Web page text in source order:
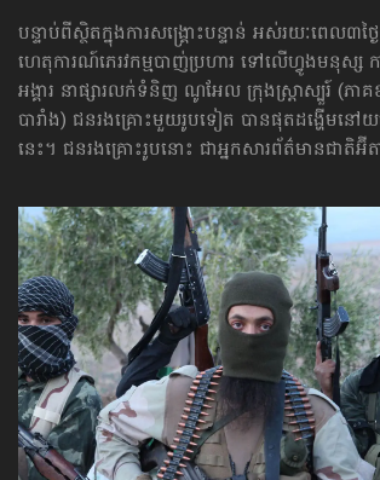
បន្ទាប់ពីស្ថិតក្នុងការសង្គ្រោះបន្ទាន់ អស់រយៈពេល៣ថ្ង
ហេតុការណ៍ភេរវកម្មបាញ់ប្រហារ ទៅលើហ្វូងមនុស្ស
អង្គារ នាផ្សារលក់ទំនិញ ណូអែល ក្រុងស្ត្រាស្បួរ៍ (ភាគ
បារាំង) ជនរងគ្រោះមួយរូបទៀត បានផុតដង្ហើមនៅយ
នេះ។ ជនរងគ្រោះរូបនោះ ជាអ្នកសារព័ត៌មានជាតិ